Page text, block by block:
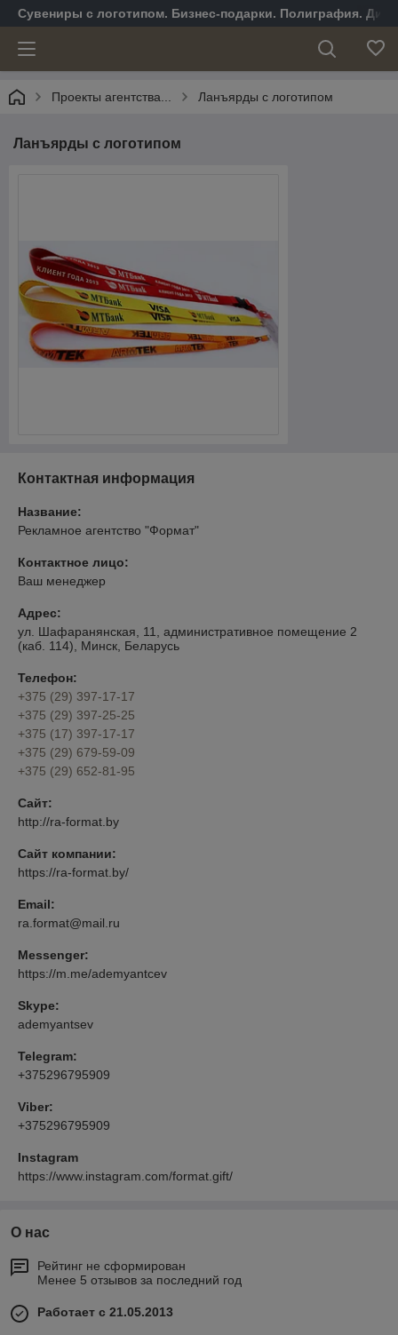
Сувениры с логотипом. Бизнес-подарки. Полиграфия.
Проекты агентства... Ланъярды с логотипом
Ланъярды с логотипом
Контактная информация
Название:
Рекламное агентство "Формат"
Контактное лицо:
Ваш менеджер
Адрес:
ул. Шафаранянская, 11, административное помещение 2
(каб. 114), Минск, Беларусь
Телефон:
+375 (29) 397-17-17
+375 (29) 397-25-25
+375 (17) 397-17-17
+375 (29) 679-59-09
+375 (29) 652-81-95
Сайт:
http://ra-format.by
Сайт компании:
https://ra-format.by/
Email:
ra.format@mail.ru
Messenger:
https://m.me/ademyantcev
Skype:
ademyantsev
Telegram:
+375296795909
Viber:
+375296795909
Instagram
https://www.instagram.com/format.gift/
О нас
Рейтинг не сформирован
Менее 5 отзывов за последний год
Работает с 21.05.2013